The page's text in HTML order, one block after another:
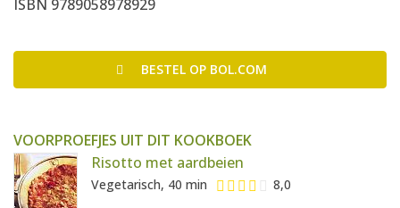
ISBN 9789058978929
BESTEL OP BOL.COM
VOORPROEFJES UIT DIT KOOKBOEK
Risotto met aardbeien
Vegetarisch, 40 min 8,0